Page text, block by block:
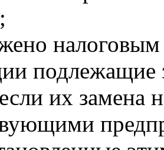
подлежащие
их замена